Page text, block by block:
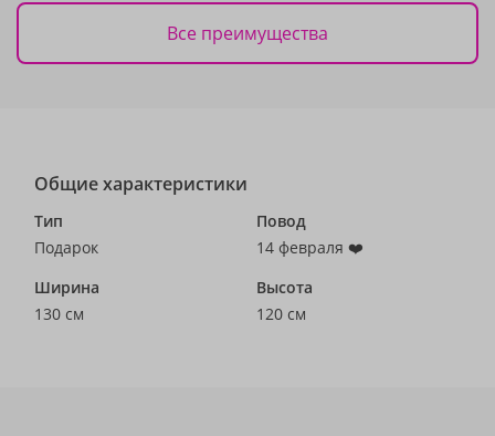
Все преимущества
Общие характеристики
Тип
Подарок
Повод
14 февраля ❤️
Ширина
130 см
Высота
120 см